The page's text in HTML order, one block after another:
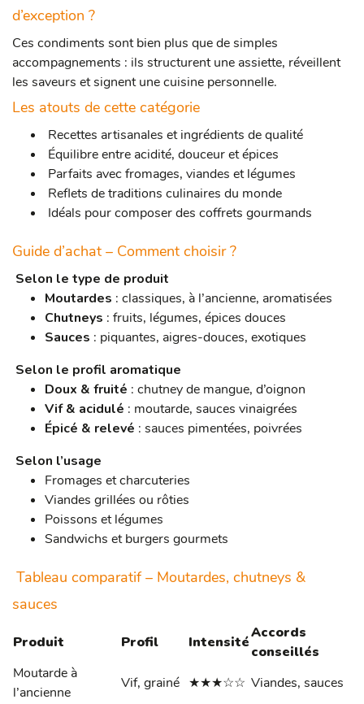
d’exception ?
Ces condiments sont bien plus que de simples
accompagnements : ils structurent une assiette, réveillent
les saveurs et signent une cuisine personnelle.
Les atouts de cette catégorie
Recettes artisanales et ingrédients de qualité
Équilibre entre acidité, douceur et épices
Parfaits avec fromages, viandes et légumes
Reflets de traditions culinaires du monde
Idéals pour composer des coffrets gourmands
Guide d’achat – Comment choisir ?
Selon le type de produit
Moutardes : classiques, à l’ancienne, aromatisées
Chutneys : fruits, légumes, épices douces
Sauces : piquantes, aigres-douces, exotiques
Selon le profil aromatique
Doux & fruité : chutney de mangue, d’oignon
Vif & acidulé : moutarde, sauces vinaigrées
Épicé & relevé : sauces pimentées, poivrées
Selon l’usage
Fromages et charcuteries
Viandes grillées ou rôties
Poissons et légumes
Sandwichs et burgers gourmets
Tableau comparatif – Moutardes, chutneys &
sauces
Produit Profil Intensité
Accords
conseillés
Moutarde à
l’ancienne
Vif, grainé ★★★☆☆ Viandes, sauces